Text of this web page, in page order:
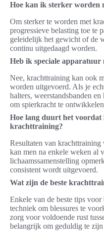
Hoe kan ik sterker worden
Om sterker te worden met
progressieve belasting toe te
geleidelijk het gewicht of de
continu uitgedaagd worden.
Heb ik speciale
Nee, krachttraining kan ook
worden uitgevoerd. Als je
halters, weerstandsbanden
om spierkracht te
Hoe lang duurt het voordat
krachttraining?
Resultaten van krachttraining
kan men na enkele weken al
lichaamssamenstelling
consistent wordt uitgevoerd.
Wat zijn de beste
Enkele van de beste tips
techniek om blessures te
zorg voor voldoende rust
belangrijk om geduldig te